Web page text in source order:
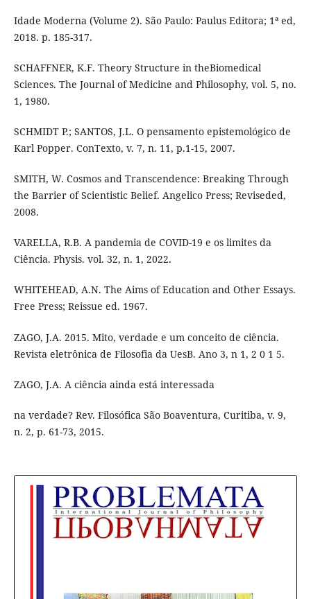
Idade Moderna (Volume 2). São Paulo: Paulus Editora; 1ª ed,
2018. p. 185-317.
SCHAFFNER, K.F. Theory Structure in theBiomedical
Sciences. The Journal of Medicine and Philosophy, vol. 5, no.
1, 1980.
SCHMIDT P.; SANTOS, J.L. O pensamento epistemológico de
Karl Popper. ConTexto, v. 7, n. 11, p.1-15, 2007.
SMITH, W. Cosmos and Transcendence: Breaking Through
the Barrier of Scientistic Belief. Angelico Press; Reviseded,
2008.
VARELLA, R.B. A pandemia de COVID-19 e os limites da
Ciência. Physis. vol. 32, n. 1, 2022.
WHITEHEAD, A.N. The Aims of Education and Other Essays.
Free Press; Reissue ed. 1967.
ZAGO, J.A. 2015. Mito, verdade e um conceito de ciência.
Revista eletrônica de Filosofia da UesB. Ano 3, n 1, 2 0 1 5.
ZAGO, J.A. A ciência ainda está interessada
na verdade? Rev. Filosófica São Boaventura, Curitiba, v. 9,
n. 2, p. 61-73, 2015.